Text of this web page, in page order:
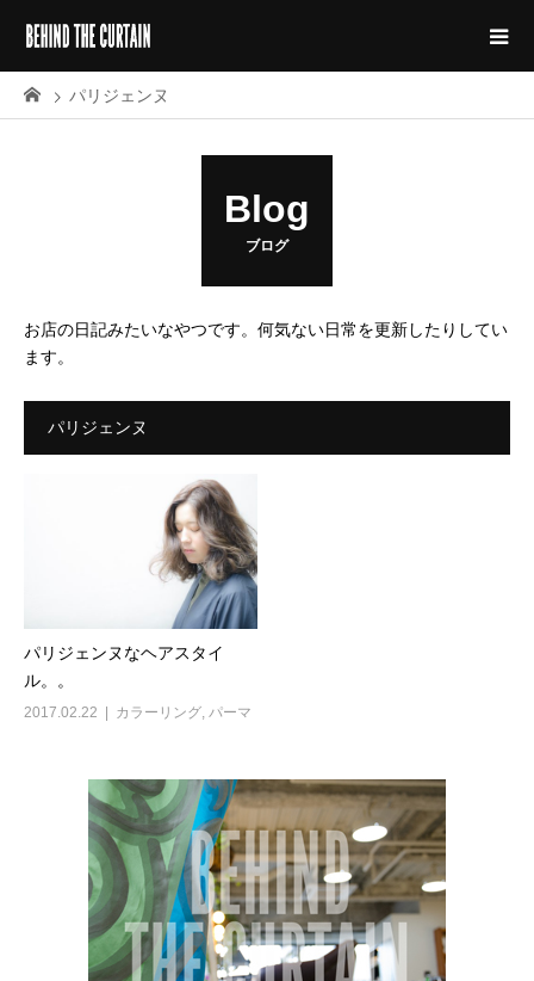
パリジェンヌ
Blog
ブログ
お店の日記みたいなやつです。何気ない日常を更新したりしてい
ます。
パリジェンヌ
パリジェンヌなヘアスタイ
ル。。
2017.02.22 カラーリング パーマ